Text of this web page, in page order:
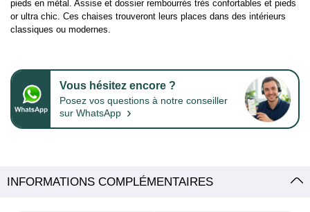
pieds en métal. Assise et dossier rembourrés très confortables et pieds
or ultra chic. Ces chaises trouveront leurs places dans des intérieurs
classiques ou modernes.
Vous hésitez encore ?
Posez vos questions à notre conseiller
sur WhatsApp ›
INFORMATIONS COMPLÉMENTAIRES